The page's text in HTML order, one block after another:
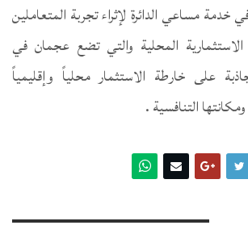
مساعي الدائرة لإثراء تجربة المتعاملين
الاستثمارية المحلية والتي تضع عجمان في
على خارطة الاستثمار محلياً وإقليمياً
التنافسية .